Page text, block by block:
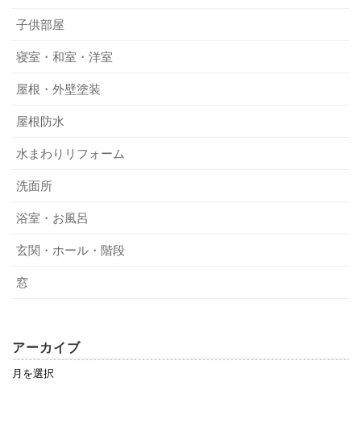
子供部屋
寝室・和室・洋室
屋根・外壁塗装
屋根防水
水まわりリフォーム
洗面所
浴室・お風呂
玄関・ホール・階段
窓
アーカイブ
ア
ー